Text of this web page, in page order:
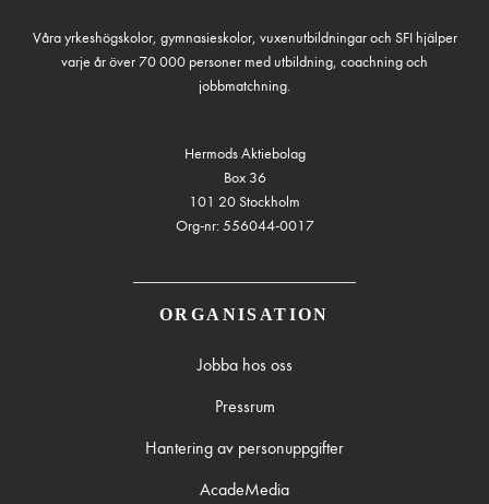
Våra yrkeshögskolor, gymnasieskolor, vuxenutbildningar och SFI hjälper
varje år över 70 000 personer med utbildning, coachning och
jobbmatchning.
Hermods Aktiebolag
Box 36
101 20 Stockholm
Org-nr: 556044-0017
ORGANISATION
Jobba hos oss
Pressrum
Hantering av personuppgifter
AcadeMedia